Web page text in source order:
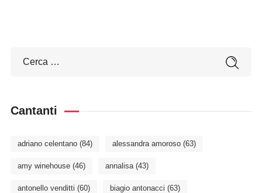
Cantanti
adriano celentano(84) alessandra amoroso(63)
amy winehouse(46) annalisa(43)
antonello venditti (60) biagio antonacci (63)